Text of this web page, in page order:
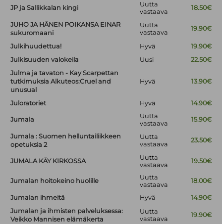
JP ja Sallikkalan kingi
Uutta
vastaava
18.50€
JUHO JA HÄNEN POIKANSA EINAR
sukuromaani
Uutta
vastaava
19.90€
Julkihuudettua! Hyvä
19.90€
Julkisuuden valokeila
Uusi
22.50€
Julma ja tavaton - Kay Scarpettan
tutkimuksia Alkuteos:Cruel and
unusual
Hyvä 13.90€
Juloratoriet Hyvä 14.90€
Jumala
Uutta
vastaava
15.90€
Jumala : Suomen helluntailiikkeen
opetuksia 2
Uutta
vastaava
23.50€
JUMALA KÄY KIRKOSSA
Uutta
vastaava
19.50€
Jumalan hoitokeino huolille
Uutta
vastaava
18.00€
Jumalan ihmeitä Hyvä
14.90€
Jumalan ja ihmisten palveluksessa:
Veikko Mannisen elämäkerta
Uutta
vastaava
19.90€